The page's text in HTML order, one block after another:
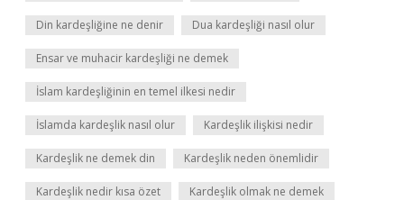
Din kardeşliğine ne denir Dua kardeşliği nasıl olur
Ensar ve muhacir kardeşliği ne demek
İslam kardeşliğinin en temel ilkesi nedir
İslamda kardeşlik nasıl olur Kardeşlik ilişkisi nedir
Kardeşlik ne demek din Kardeşlik neden önemlidir
Kardeşlik nedir kısa özet Kardeşlik olmak ne demek